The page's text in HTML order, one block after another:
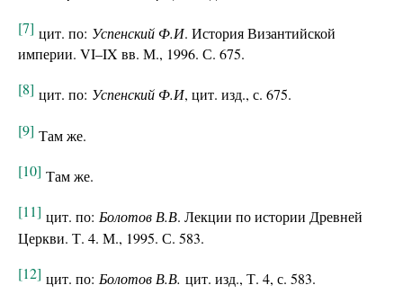
[7] цит. по: Успенский Ф.И. История Византийской
империи. VI–IX вв. М., 1996. С. 675.
[8] цит. по: Успенский Ф.И, цит. изд., с. 675.
[9] Там же.
[10] Там же.
[11] цит. по: Болотов В.В. Лекции по истории Древней
Церкви. Т. 4. М., 1995. С. 583.
[12] цит. по: Болотов В.В. цит. изд., Т. 4, с. 583.